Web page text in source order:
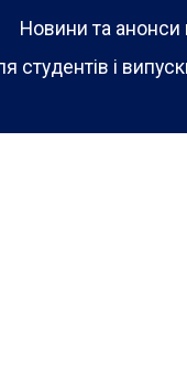
Новини та анонси
студентів і